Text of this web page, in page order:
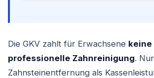
Die GKV zahlt für Erwachsene keine
professionelle Zahnreinigung.
Zahnsteinentfernung als